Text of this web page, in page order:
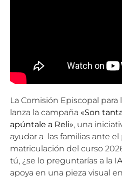
La Comisión Episcopal para
lanza la campaña «Son
apúntale a Reli», una
ayudar a las familias ante el
matriculación del curso
tú, ¿se lo preguntarías a la
apoya en una pieza visual